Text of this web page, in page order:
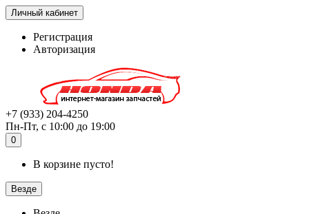
Личный кабинет
Регистрация
Авторизация
+7 (933) 204-4250
Пн-Пт, с 10:00 до 19:00
0
В корзине пусто!
Везде